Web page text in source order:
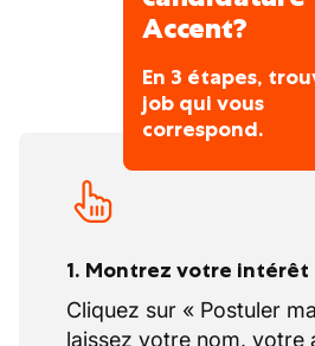
Accent?
En 3 étapes,
job qui vous
correspond.
1. Montrez votre intérêt
Cliquez sur « Postuler
laissez votre nom, votre